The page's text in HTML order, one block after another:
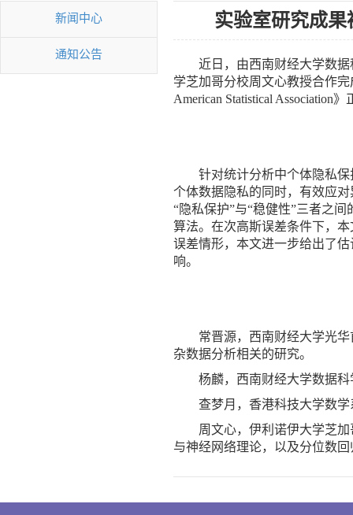
新闻中心
通知公告
实验室研究成果
近日，由西南财经大学数
学芝加哥分校周文心教授合作完
American Statistical Association
针对统计分析中个体隐私
个体数据隐私的同时，有效应
“隐私保护”与“稳健性”三者之
算法。在次高斯误差条件下，
误差情形，本文进一步给出了
响。
常晋源，西南财经大学光
杂数据分析相关的研究。
杨麟，西南财经大学数据
查梦月，香港科技大学数
周文心，伊利诺伊大学芝
与神经网络理论，以及分位数